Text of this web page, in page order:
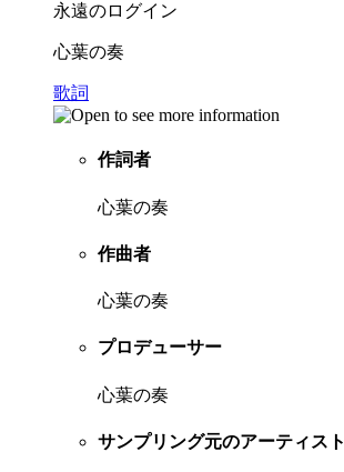
永遠のログイン
心葉の奏
歌詞
作詞者
心葉の奏
作曲者
心葉の奏
プロデューサー
心葉の奏
サンプリング元のアーティスト